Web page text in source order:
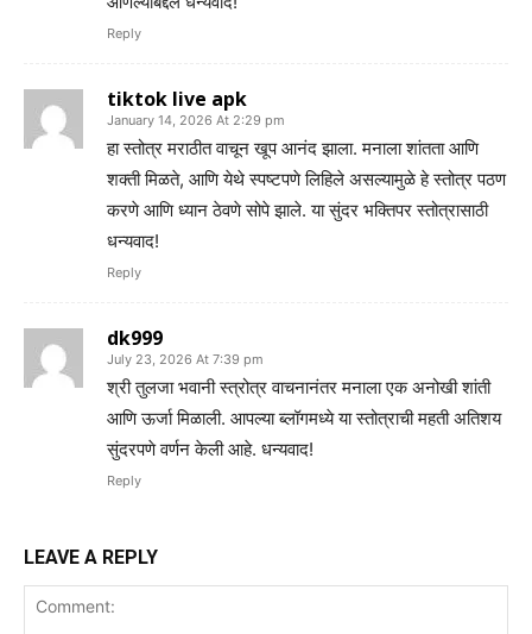
Reply
tiktok live apk
January 14, 2026 At 2:29 pm
हा स्तोत्र मराठीत वाचून खूप आनंद झाला. मनाला शांतता आणि
शक्ती मिळते, आणि येथे स्पष्टपणे लिहिले असल्यामुळे हे स्तोत्र पठण
करणे आणि ध्यान ठेवणे सोपे झाले. या सुंदर भक्तिपर स्तोत्रासाठी
धन्यवाद!
Reply
dk999
July 23, 2026 At 7:39 pm
श्री तुलजा भवानी स्त्रोत्र वाचनानंतर मनाला एक अनोखी शांती
आणि ऊर्जा मिळाली. आपल्या ब्लॉगमध्ये या स्तोत्राची महती अतिशय
सुंदरपणे वर्णन केली आहे. धन्यवाद!
Reply
LEAVE A REPLY